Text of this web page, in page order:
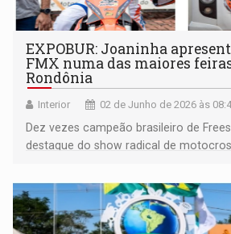
EXPOBUR: Joaninha
FMX numa das maiores
Rondônia
Interior 02 de Junho de 2026 às
Dez vezes campeão brasileiro de
destaque do show radical de